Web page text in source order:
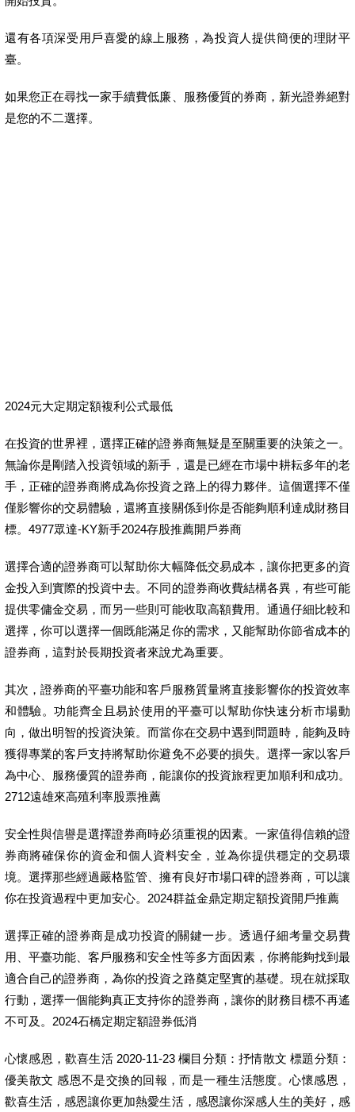
還有各項深受用戶喜愛的線上服務，為投資人提供簡便的理財平
臺。
如果您正在尋找一家手續費低廉、服務優質的券商，新光證券絕對
是您的不二選擇。
2024元大定期定額複利公式最低
在投資的世界裡，選擇正確的證券商無疑是至關重要的決策之一。
無論你是剛踏入投資領域的新手，還是已經在市場中耕耘多年的老
手，正確的證券商將成為你投資之路上的得力夥伴。這個選擇不僅
僅影響你的交易體驗，還將直接關係到你是否能夠順利達成財務目
標。4977眾達-KY新手2024存股推薦開戶券商
選擇合適的證券商可以幫助你大幅降低交易成本，讓你把更多的資
金投入到實際的投資中去。不同的證券商收費結構各異，有些可能
提供零傭金交易，而另一些則可能收取高額費用。通過仔細比較和
選擇，你可以選擇一個既能滿足你的需求，又能幫助你節省成本的
證券商，這對於長期投資者來說尤為重要。
其次，證券商的平臺功能和客戶服務質量將直接影響你的投資效率
和體驗。功能齊全且易於使用的平臺可以幫助你快速分析市場動
向，做出明智的投資決策。而當你在交易中遇到問題時，能夠及時
獲得專業的客戶支持將幫助你避免不必要的損失。選擇一家以客戶
為中心、服務優質的證券商，能讓你的投資旅程更加順利和成功。
2712遠雄來高殖利率股票推薦
安全性與信譽是選擇證券商時必須重視的因素。一家值得信賴的證
券商將確保你的資金和個人資料安全，並為你提供穩定的交易環
境。選擇那些經過嚴格監管、擁有良好市場口碑的證券商，可以讓
你在投資過程中更加安心。2024群益金鼎定期定額投資開戶推薦
選擇正確的證券商是成功投資的關鍵一步。透過仔細考量交易費
用、平臺功能、客戶服務和安全性等多方面因素，你將能夠找到最
適合自己的證券商，為你的投資之路奠定堅實的基礎。現在就採取
行動，選擇一個能夠真正支持你的證券商，讓你的財務目標不再遙
不可及。2024石橋定期定額證券低消
心懷感恩，歡喜生活 2020-11-23 欄目分類：抒情散文 標題分類：
優美散文 感恩不是交換的回報，而是一種生活態度。心懷感恩，
歡喜生活，感恩讓你更加熱愛生活，感恩讓你深感人生的美好，感